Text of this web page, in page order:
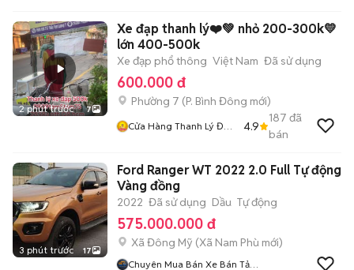
2 phút trước 7
Xe đạp thanh lý❤️💚 nhỏ 200-300k💛
lớn 400-500k
Xe đạp phổ thông Việt Nam Đã sử dụng
600.000 đ
Phường 7 (P. Bình Đông mới)
Cửa Hàng Thanh Lý Đồ
4.9
187 đã
bán
3 phút trước 17
Ford Ranger WT 2022 2.0 Full Tự động
Vàng đồng
2022 Đã sử dụng Dầu Tự động
575.000.000 đ
Xã Đông Mỹ (Xã Nam Phù mới)
Chuyên Mua Bán Xe Bán Tải